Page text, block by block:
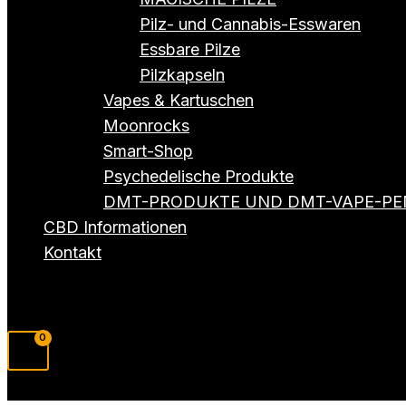
Pilz- und Cannabis-Esswaren
Essbare Pilze
Pilzkapseln
Vapes & Kartuschen
Moonrocks
Smart-Shop
Psychedelische Produkte
DMT-PRODUKTE UND DMT-VAPE-
CBD Informationen
Kontakt